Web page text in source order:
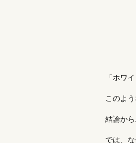
「ホワ
このよ
結論か
では、